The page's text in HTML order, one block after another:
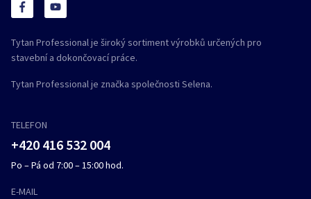
Tytan Professional je široký sortiment výrobků určených pro
stavební a dokončovací práce.
Tytan Professional je značka společnosti Selena.
TELEFON
+420 416 532 004
Po – Pá od 7:00 – 15:00 hod.
E-MAIL